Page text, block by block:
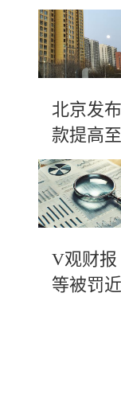
北京发
款提高
V观财报
等被罚